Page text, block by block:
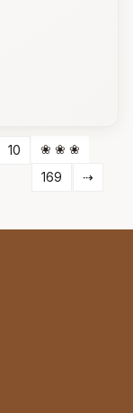
10
❀ ❀ ❀
169
⇢